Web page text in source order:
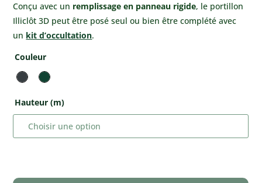
Conçu avec un remplissage en panneau rigide, le portillon
Illiclôt 3D peut être posé seul ou bien être complété avec
un kit d’occultation.
Couleur
Hauteur (m)